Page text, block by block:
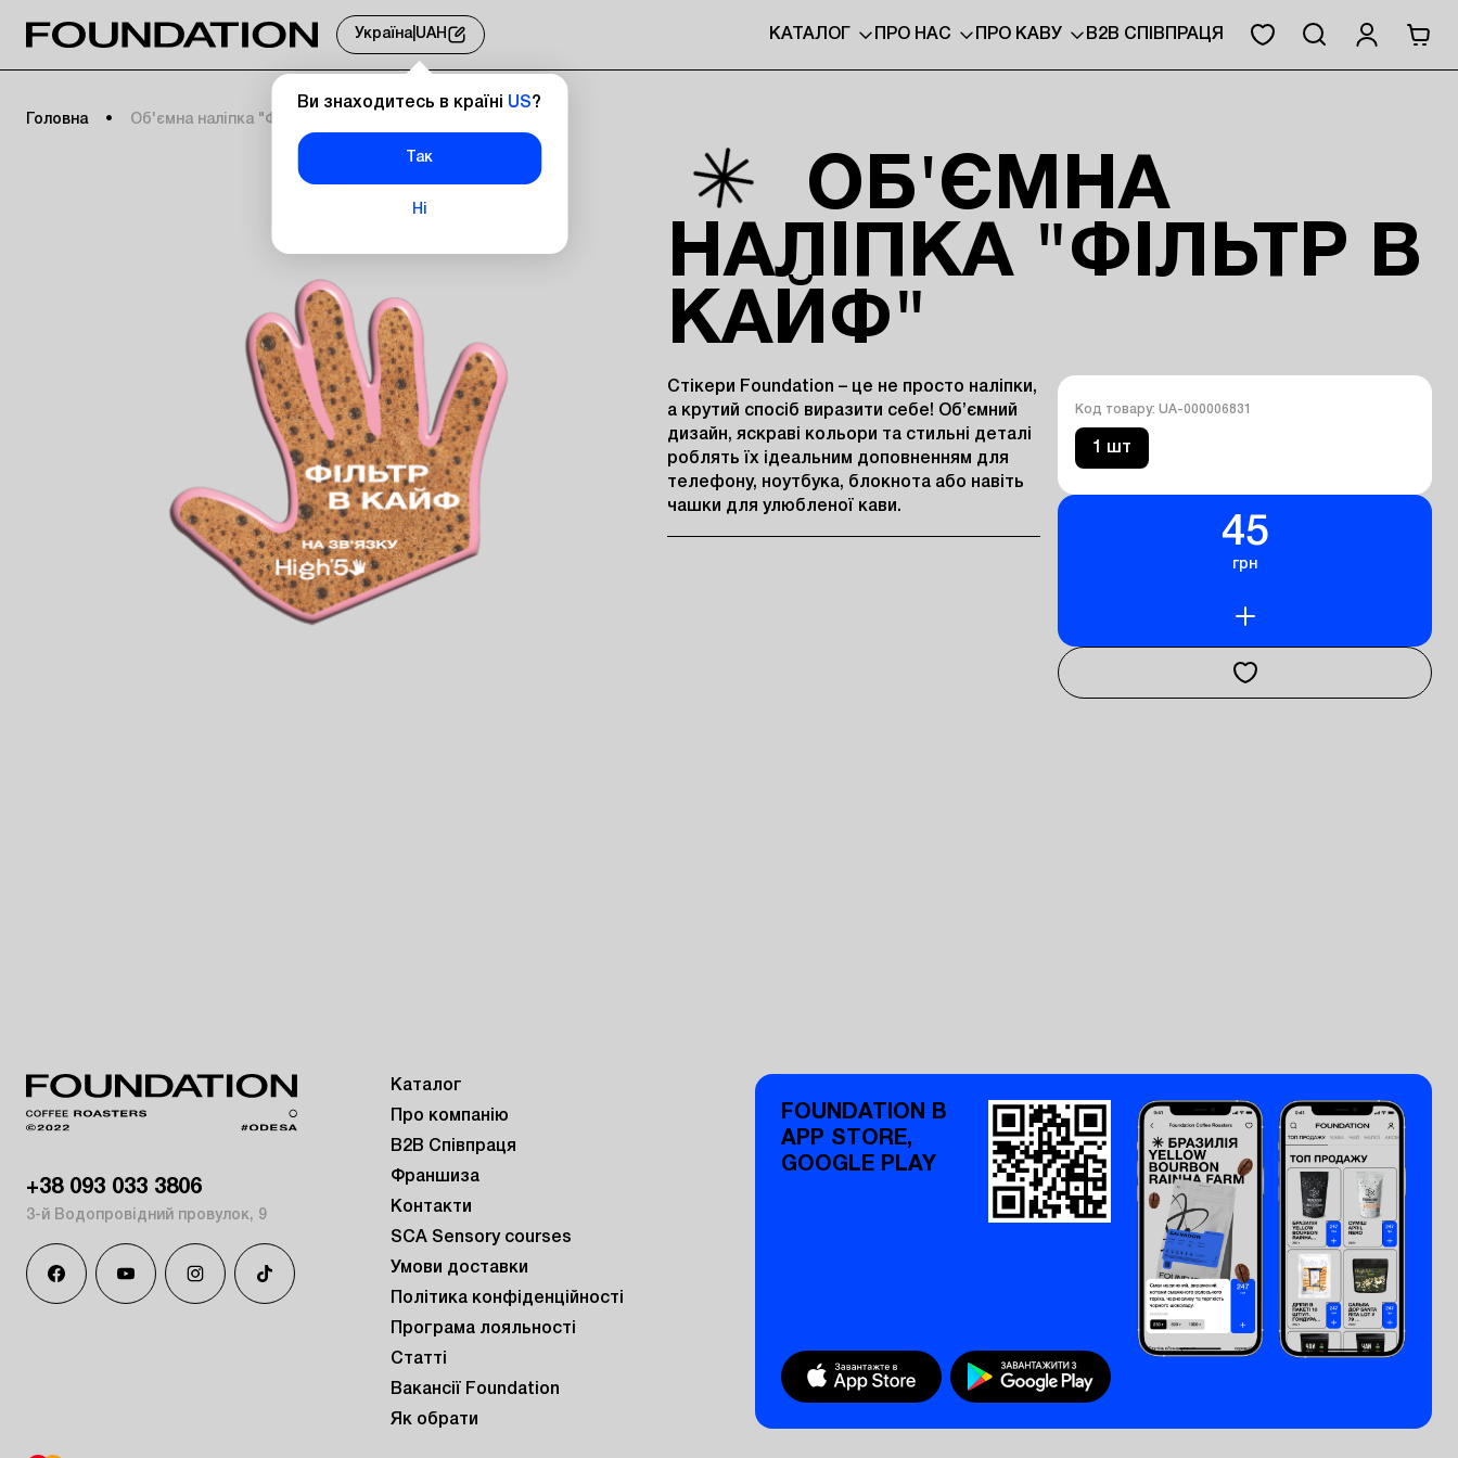
Україна| UAH
Ви знаходитесь в країні US?
Так
Ні
КАТАЛОГ ПРО НАС ПРО КАВУ B2B СПІВПРАЦЯ
Головна Об'ємна наліпка "Фільтр в кайф"
ОБ'ЄМНА
НАЛІПКА "ФІЛЬТР В
КАЙФ"
Код товару: UA-000006831
1 шт
45
грн
Стікери Foundation – це не просто наліпки,
а крутий спосіб виразити себе! Об’ємний
дизайн, яскраві кольори та стильні деталі
роблять їх ідеальним доповненням для
телефону, ноутбука, блокнота або навіть
чашки для улюбленої кави.
+38 093 033 3806
3-й Водопровідний провулок, 9
Каталог
Про компанію
B2B Співпраця
Франшиза
Контакти
SCA Sensory courses
Умови доставки
Політика конфіденційності
Програма лояльності
Статті
Вакансії Foundation
Як обрати
FOUNDATION В
APP STORE,
GOOGLE PLAY